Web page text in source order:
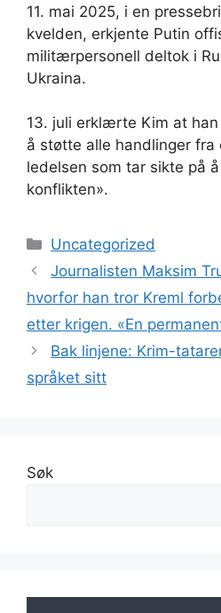
11. mai 2025, i en
kvelden, erkjente Putin
militærpersonell deltok i
Ukraina.
13. juli erklærte Kim at
å støtte alle handlinger fra
ledelsen som tar sikte på
konflikten».
Kategorier
Uncategorized
Journalisten Maksim
hvorfor han tror Kreml
etter krigen. «En
Bak linjene: Krim-
språket sitt
Søk